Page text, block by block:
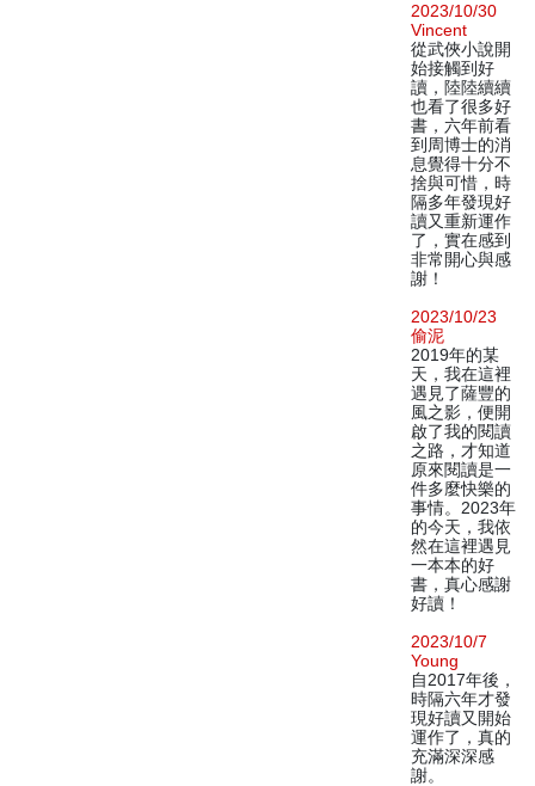
2023/10/30
Vincent
從武俠小說開
始接觸到好
讀，陸陸續續
也看了很多好
書，六年前看
到周博士的消
息覺得十分不
捨與可惜，時
隔多年發現好
讀又重新運作
了，實在感到
非常開心與感
謝！
2023/10/23
偷泥
2019年的某
天，我在這裡
遇見了薩豐的
風之影，便開
啟了我的閱讀
之路，才知道
原來閱讀是一
件多麼快樂的
事情。2023年
的今天，我依
然在這裡遇見
一本本的好
書，真心感謝
好讀！
2023/10/7
Young
自2017年後，
時隔六年才發
現好讀又開始
運作了，真的
充滿深深感
謝。